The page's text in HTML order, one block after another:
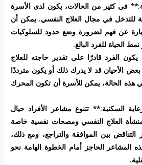
في كثير من الحالات، يكون لدى الأسرة
للتدخل في مجال العلاج النفسي. يمكن أن
عن فهم لضرورة وضع حدود للسلوكيات
الحياة للفرد البالغ.
الفرد قادرًا على تقدير حاجته للعلاج
الأحيان قد لا يدرك ذلك أو يكون مترددًا
هذه الحالة، يمكن للأسرة أن تكون المحرك
السكنية:** تتنوع مشاعر الأفراد حيال
العلاج النفسي ومصحات نفسية خاصة
بين الموافقة والتراجع، ومع ذلك،
المشاعر الحاجز أمام الخطوة الهامة نحو